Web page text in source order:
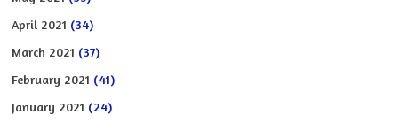
April 2021 (34)
March 2021 (37)
February 2021 (41)
January 2021 (24)